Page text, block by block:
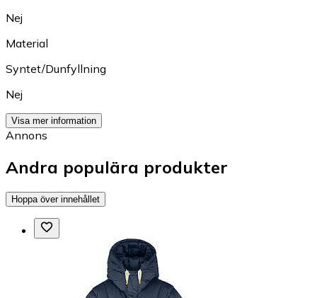
Nej
Material
Syntet/Dunfyllning
Nej
Visa mer information
Annons
Andra populära produkter
Hoppa över innehållet